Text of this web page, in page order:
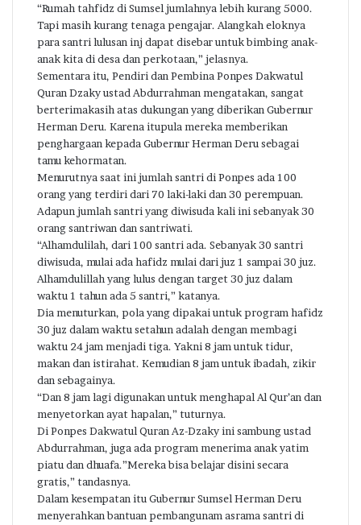
“Rumah tahfidz di Sumsel jumlahnya lebih kurang 5000.
Tapi masih kurang tenaga pengajar. Alangkah eloknya
para santri lulusan inj dapat disebar untuk bimbing anak-
anak kita di desa dan perkotaan,” jelasnya.
Sementara itu, Pendiri dan Pembina Ponpes Dakwatul
Quran Dzaky ustad Abdurrahman mengatakan, sangat
berterimakasih atas dukungan yang diberikan Gubernur
Herman Deru. Karena itupula mereka memberikan
penghargaan kepada Gubernur Herman Deru sebagai
tamu kehormatan.
Menurutnya saat ini jumlah santri di Ponpes ada 100
orang yang terdiri dari 70 laki-laki dan 30 perempuan.
Adapun jumlah santri yang diwisuda kali ini sebanyak 30
orang santriwan dan santriwati.
“Alhamdulilah, dari 100 santri ada. Sebanyak 30 santri
diwisuda, mulai ada hafidz mulai dari juz 1 sampai 30 juz.
Alhamdulillah yang lulus dengan target 30 juz dalam
waktu 1 tahun ada 5 santri,” katanya.
Dia menuturkan, pola yang dipakai untuk program hafidz
30 juz dalam waktu setahun adalah dengan membagi
waktu 24 jam menjadi tiga. Yakni 8 jam untuk tidur,
makan dan istirahat. Kemudian 8 jam untuk ibadah, zikir
dan sebagainya.
“Dan 8 jam lagi digunakan untuk menghapal Al Qur’an dan
menyetorkan ayat hapalan,” tuturnya.
Di Ponpes Dakwatul Quran Az-Dzaky ini sambung ustad
Abdurrahman, juga ada program menerima anak yatim
piatu dan dhuafa.”Mereka bisa belajar disini secara
gratis,” tandasnya.
Dalam kesempatan itu Gubernur Sumsel Herman Deru
menyerahkan bantuan pembangunam asrama santri di